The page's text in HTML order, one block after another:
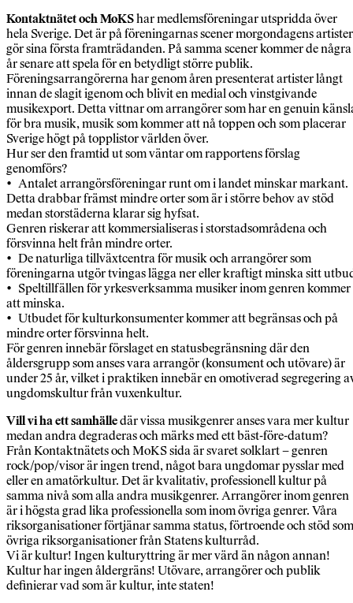
Kontaktnätet och MoKShar medlemsföreningar utspridda över
hela Sverige. Det är på föreningarnas scener morgondagens artister
gör sina första framträdanden. På samma scener kommer de några
år senare att spela för en betydligt större publik.
Föreningsarrangörerna har genom åren presenterat artister långt
innan de slagit igenom och blivit en medial och vinstgivande
musikexport. Detta vittnar om arrangörer som har en genuin
för bra musik, musik som kommer att nå toppen och som placerar
Sverige högt på topplistor världen över.
Hur ser den framtid ut som väntar om rapportens förslag
genomförs?
• Antalet arrangörsförening­ar runt om i landet minskar markant.
Detta drabbar främst mindre orter som är i större behov av stöd
medan storstäderna klarar sig hyfsat.
Genren riskerar att kommersialiseras i storstadsområdena och
försvinna helt från mindre orter.
• De naturliga tillväxtcentra för musik och arrangörer som
föreningarna utgör tvingas lägga ner eller kraftigt minska sitt
• Speltillfällen för yrkesverksamma musiker inom genren kommer
att minska.
• Utbudet för kulturkonsumenter kommer att begränsas och på
mindre orter försvinna helt.
För genren innebär förslaget en statusbegränsning där den
åldersgrupp som anses vara arrangör (konsument och utövare) är
under 25 år, vilket i praktiken innebär en omotiverad segregering
ungdomskultur från vuxenkultur.
Vill vi ha ett samhälledär vissa musikgenrer anses vara mer kultur
medan andra degraderas och märks med ett bäst-före-datum?
Från Kontaktnätets och MoKS sida är svaret solklart – genren
rock/pop/visor är ingen trend, något bara ungdomar pysslar med
eller en amatörkultur. Det är kvalitativ, professionell kultur på
samma nivå som alla andra musikgenrer. Arrangörer inom genren
är i högsta grad lika professionella som inom övriga genrer. Våra
riksorganisationer förtjänar samma status, förtroende och stöd som
övriga riksorganisationer från Statens kulturråd.
Vi är kultur! Ingen kulturyttring är mer värd än någon annan!
Kultur har ingen åldergräns! Utövare, arrangörer och publik
definierar vad som är kultur, inte staten!